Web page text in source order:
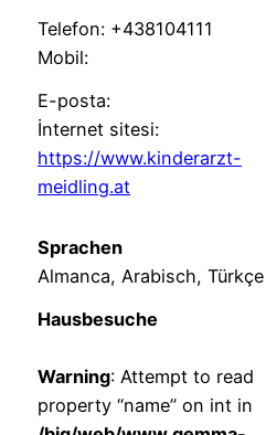
Telefon: +438104111
Mobil:
E-posta:
İnternet sitesi:
https://www.kinderarzt-
meidling.at
Sprachen
Almanca, Arabisch, Türkçe
Hausbesuche
Warning: Attempt to read
property “name” on int in